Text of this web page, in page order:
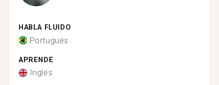
HABLA FLUIDO
Portugués
APRENDE
Inglés